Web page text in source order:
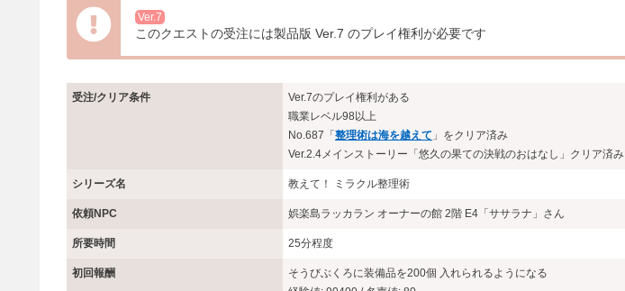
Ver.7
このクエストの受注には製品版 Ver.7 のプレイ権利が必要です
受注/クリア条件
Ver.7のプレイ権利がある
職業レベル98以上
No.687「整理術は海を越えて 」をクリア済み
Ver.2.4メインストーリー「悠久の果ての決戦のおはなし」クリア済み
シリーズ名 教えて！ ミラクル整理術
依頼NPC 娯楽島ラッカラン オーナーの館 2階 E4「ササラナ」さん
所要時間 25分程度
初回報酬
そうびぶくろに装備品を200個 入れられるようになる